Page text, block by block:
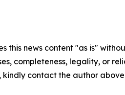
this news content "as is"
completeness, legality, or
contact the author